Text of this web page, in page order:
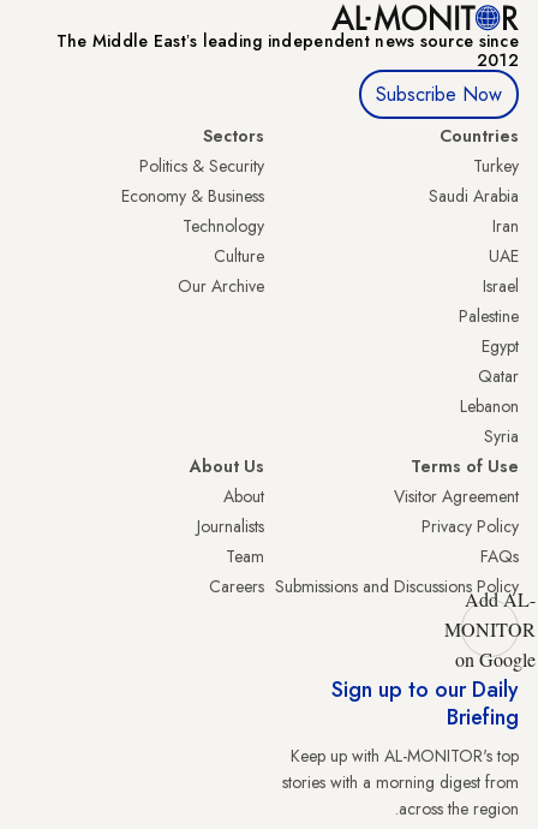
The Middle Eastʼs leading independent news source since
2012
Subscribe Now
Countries
Turkey
Saudi Arabia
Iran
UAE
Israel
Palestine
Egypt
Qatar
Lebanon
Syria
Sectors
Politics & Security
Economy & Business
Technology
Culture
Our Archive
Terms of Use
Visitor Agreement
Privacy Policy
FAQs
Submissions and Discussions Policy
About Us
About
Journalists
Team
Careers
Add AL-
MONITOR
on Google
Sign up to our Daily
Briefing
Keep up with AL-MONITOR's top
stories with a morning digest from
across the region.